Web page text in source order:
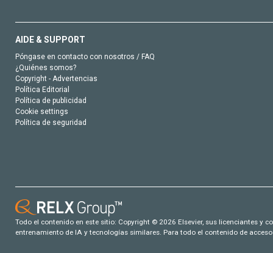
AIDE & SUPPORT
Póngase en contacto con nosotros / FAQ
¿Quiénes somos?
Copyright - Advertencias
Política Editorial
Política de publicidad
Cookie settings
Política de seguridad
Todo el contenido en este sitio: Copyright © 2026 Elsevier, sus licenciantes y
entrenamiento de IA y tecnologías similares. Para todo el contenido de